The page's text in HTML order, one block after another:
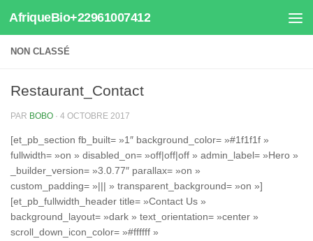
Au dessous du contenu
AfriqueBio+22961007412
NON CLASSÉ
Restaurant_Contact
PAR BOBO · 4 OCTOBRE 2017
[et_pb_section fb_built= »1″ background_color= »#1f1f1f »
fullwidth= »on » disabled_on= »off|off|off » admin_label= »Hero »
_builder_version= »3.0.77″ parallax= »on »
custom_padding= »||| » transparent_background= »on »]
[et_pb_fullwidth_header title= »Contact Us »
background_layout= »dark » text_orientation= »center »
scroll_down_icon_color= »#ffffff »